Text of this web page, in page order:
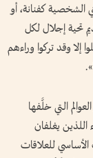
الشخصية كفنانة، أو
تحية إجلال لكل
إلا وقد تركوا وراءهم
التي خلَّفها
اللذين يغلفان
الأساسي للعلاقات